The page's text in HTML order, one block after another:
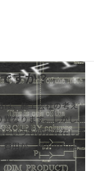
すか？
は、施工会社の考え
なります。しかし、
いうものが存在しま
費用が、桶川の相場
す。